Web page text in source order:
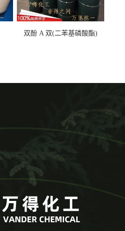
双酚 A 双(二苯基磷酸酯)